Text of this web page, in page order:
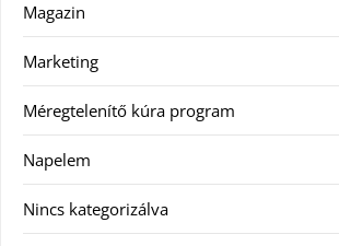
Magazin
Marketing
Méregtelenítő kúra program
Napelem
Nincs kategorizálva